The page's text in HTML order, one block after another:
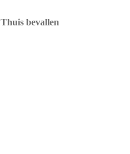
Thuis bevallen